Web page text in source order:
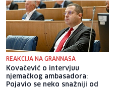
REAKCIJA NA GRANNASA
Kovačević o intervjuu
njemačkog ambasadora:
Pojavio se neko snažniji od